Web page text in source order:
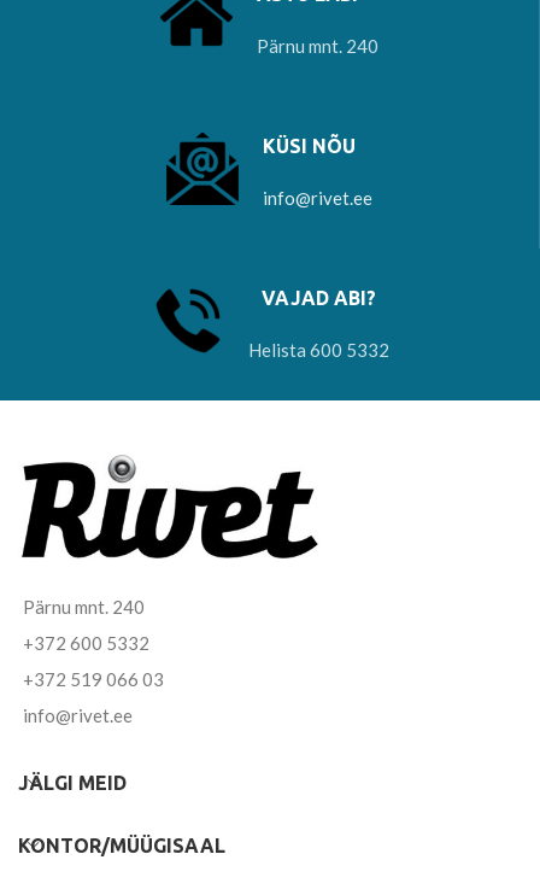
Pärnu mnt. 240
KÜSI NÕU
info@rivet.ee
VAJAD ABI?
Helista 600 5332
Pärnu mnt. 240
+372 600 5332
+372 519 066 03
info@rivet.ee
JÄLGI MEID
KONTOR/MÜÜGISAAL